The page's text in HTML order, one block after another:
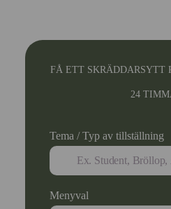
FÅ ETT SKRÄDDARSYTT
24
Tema / Typ av tillställning
Menyval